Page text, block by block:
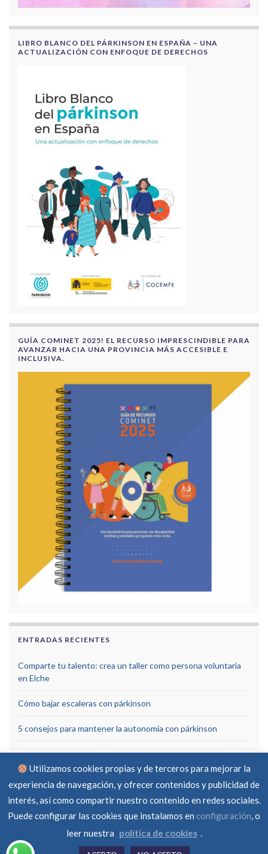
LIBRO BLANCO DEL PÁRKINSON EN ESPAÑA – UNA
ACTUALIZACIÓN CON ENFOQUE DE DERECHOS
GUÍA COMINET 2025! EL RECURSO IMPRESCINDIBLE PARA
AVANZAR HACIA UNA PROVINCIA MÁS ACCESIBLE E
INCLUSIVA.
ENTRADAS RECIENTES
Comparte tu talento: crea un taller como persona voluntaria
en Elche
Cómo bajar escaleras con párkinson
5 consejos para mantener la autonomía con párkinson
Aviso Legal Política de privacidad
Política de cookies
© Asociación Parkinson Elche 2026 - Created byferraba
Utilizamos cookies propias y de terceros para mejorar la
experiencia de navegación, y ofrecer contenidos y publicidad de
interés, así como compartir nuestro contenido en redes sociales.
Puede configurar las cookies que instalamos en configuración, o
leer nuestra política de cookies .